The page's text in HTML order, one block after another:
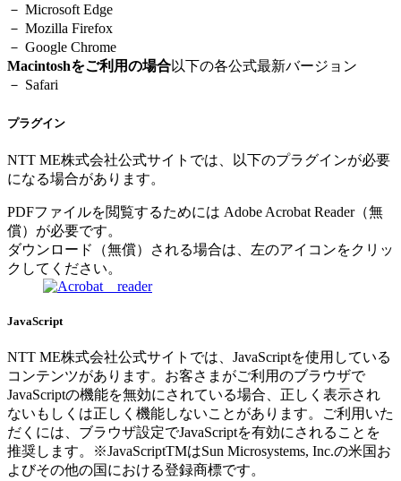
－ Microsoft Edge
－ Mozilla Firefox
－ Google Chrome
Macintoshをご利用の場合以下の各公式最新バージョン
－ Safari
プラグイン
NTT ME株式会社公式サイトでは、以下のプラグインが必要
になる場合があります。
PDFファイルを閲覧するためには Adobe Acrobat Reader（無
償）が必要です。
ダウンロード（無償）される場合は、左のアイコンをクリッ
クしてください。
JavaScript
NTT ME株式会社公式サイトでは、JavaScriptを使用している
コンテンツがあります。お客さまがご利用のブラウザで
JavaScriptの機能を無効にされている場合、正しく表示され
ないもしくは正しく機能しないことがあります。ご利用いた
だくには、ブラウザ設定でJavaScriptを有効にされることを
推奨します。※JavaScriptTMはSun Microsystems, Inc.の米国お
よびその他の国における登録商標です。